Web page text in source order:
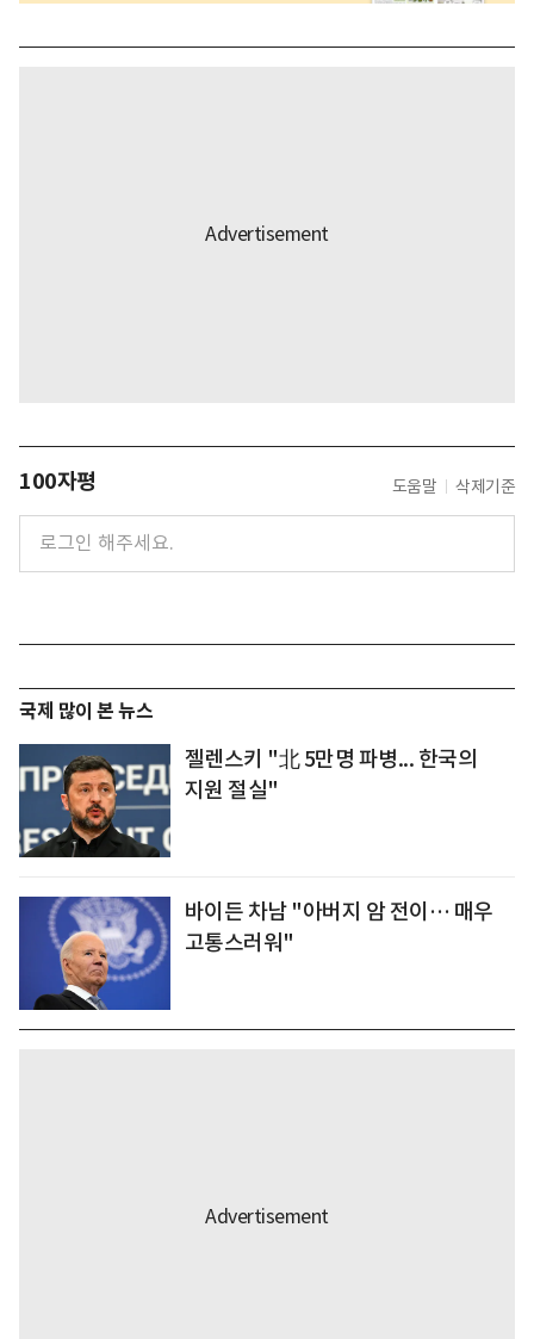
100자평 도움말 삭제기준
국제 많이 본 뉴스
젤렌스키 "北 5만명 파병... 한국의
지원 절실"
바이든 차남 "아버지 암 전이… 매우
고통스러워"